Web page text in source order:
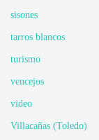
sisones
tarros blancos
turismo
vencejos
video
Villacañas (Toledo)